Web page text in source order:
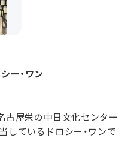
ー・ワン
古屋栄の中日文化センター
しているドロシー・ワンで